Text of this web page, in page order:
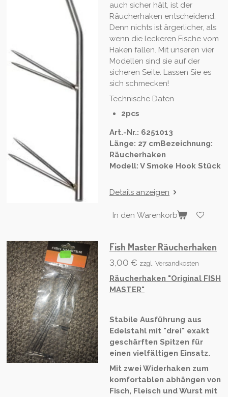
auch sicher hält, ist der
Räucherhaken entscheidend.
Denn nichts ist ärgerlicher, als
wenn die leckeren Fische vom
Haken fallen. Mit unseren vier
Modellen sind sie auf der
sicheren Seite. Lassen Sie es
sich schmecken!
Technische Daten
2pcs
Art.-Nr.: 6251013
Länge: 27 cmBezeichnung:
Räucherhaken
Modell: V Smoke Hook Stück
Details anzeigen
In den Warenkorb
Fish Master Räucherhaken
3,00 € zzgl. Versandkosten
Räucherhaken "Original FISH
MASTER"
Stabile Ausführung aus
Edelstahl mit "drei" exakt
geschärften Spitzen für
einen vielfältigen Einsatz.
Mit zwei Widerhaken zum
komfortablen abhängen von
Fisch, Fleisch und Wurst mit